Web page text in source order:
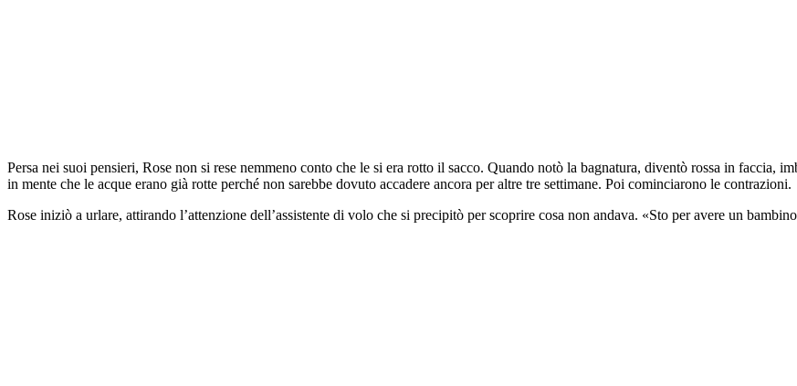
Persa nei suoi pensieri, Rose non si rese nemmeno conto che le si era rotto il sacco. Quando notò la bagnatura, diventò rossa in faccia,
in mente che le acque erano già rotte perché non sarebbe dovuto accadere ancora per altre tre settimane. Poi cominciarono le contrazioni.
Rose iniziò a urlare, attirando l’attenzione dell’assistente di volo che si precipitò per scoprire cosa non andava. «Sto per avere un